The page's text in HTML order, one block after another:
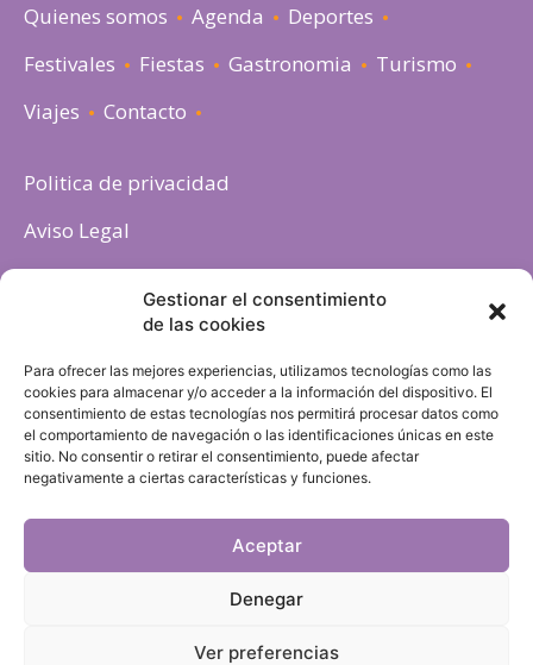
Gestionar el consentimiento
de las cookies
Para ofrecer las mejores experiencias, utilizamos tecnologías como las
cookies para almacenar y/o acceder a la información del dispositivo. El
consentimiento de estas tecnologías nos permitirá procesar datos como
el comportamiento de navegación o las identificaciones únicas en este
sitio. No consentir o retirar el consentimiento, puede afectar
negativamente a ciertas características y funciones.
Aceptar
Denegar
Ver preferencias
Quienes somos Agenda
Deportes
Festivales
Fiestas Gastronomia
Turismo
Viajes
Contacto
Politica de privacidad
Aviso Legal
Política de cookies